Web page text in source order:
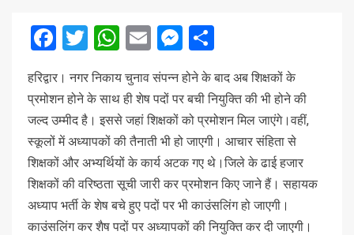
Facebook
Twitter
WhatsApp
EmailMessenger
हरिद्वार। नगर निकाय चुनाव संपन्न होने के बाद अब शिक्षकों के
प्रमोशन होने के साथ ही शेष पदों पर बची नियुक्ति की भी होने की
जल्द उम्मीद है। इससे जहां शिक्षकों को प्रमोशन मिल जाएंगे।वहीं,
स्कूलों में अध्यापकों की तैनाती भी हो जाएगी। आचार संहिता से
शिक्षकों और अभ्यर्थियों के कार्य अटक गए थे।जिले के ढाई हजार
शिक्षकों की वरिष्ठता सूची जारी कर प्रमोशन किए जाने हैं। सहायक
अध्याप भर्ती के शेष बचे हुए पदों पर भी काउंसलिंग हो जाएगी।
काउंसलिंग कर शैष पदों पर अध्यापकों की नियुक्ति कर दी जाएगी।